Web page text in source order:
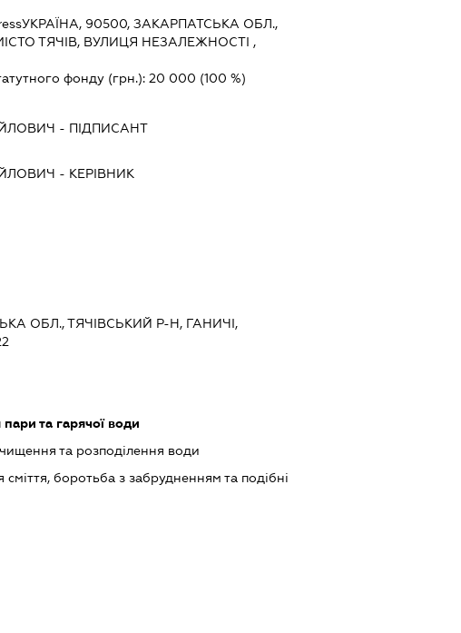
УКРАЇНА, 90500, ЗАКАРПАТСЬКА ОБЛ.,
ТЯЧІВ, ВУЛИЦЯ НЕЗАЛЕЖНОСТІ ,
фонду (грн.): 20 000 (100 %)
- ПІДПИСАНТ
- КЕРІВНИК
ОБЛ., ТЯЧІВСЬКИЙ Р-Н, ГАНИЧІ,
та гарячої води
та розподілення води
боротьба з забрудненням та подібні